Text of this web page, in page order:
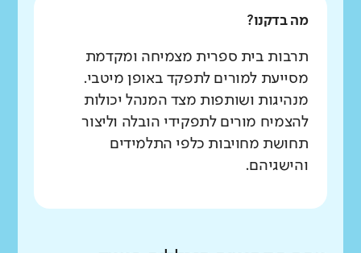
מה בדקנו?
תרבות בית ספרית מצמיחה ומקדמת
מסייעת למורים לתפקד באופן מיטבי.
מנהיגות ושותפות מצד המנהל יכולות
להצמיח מורים לתפקידי הובלה וליצור
תחושת מחויבות כלפי התלמידים
והישגיהם.